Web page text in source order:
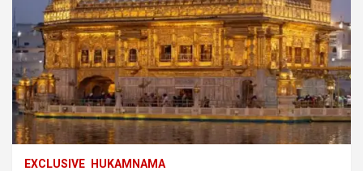
EXCLUSIVE HUKAMNAMA